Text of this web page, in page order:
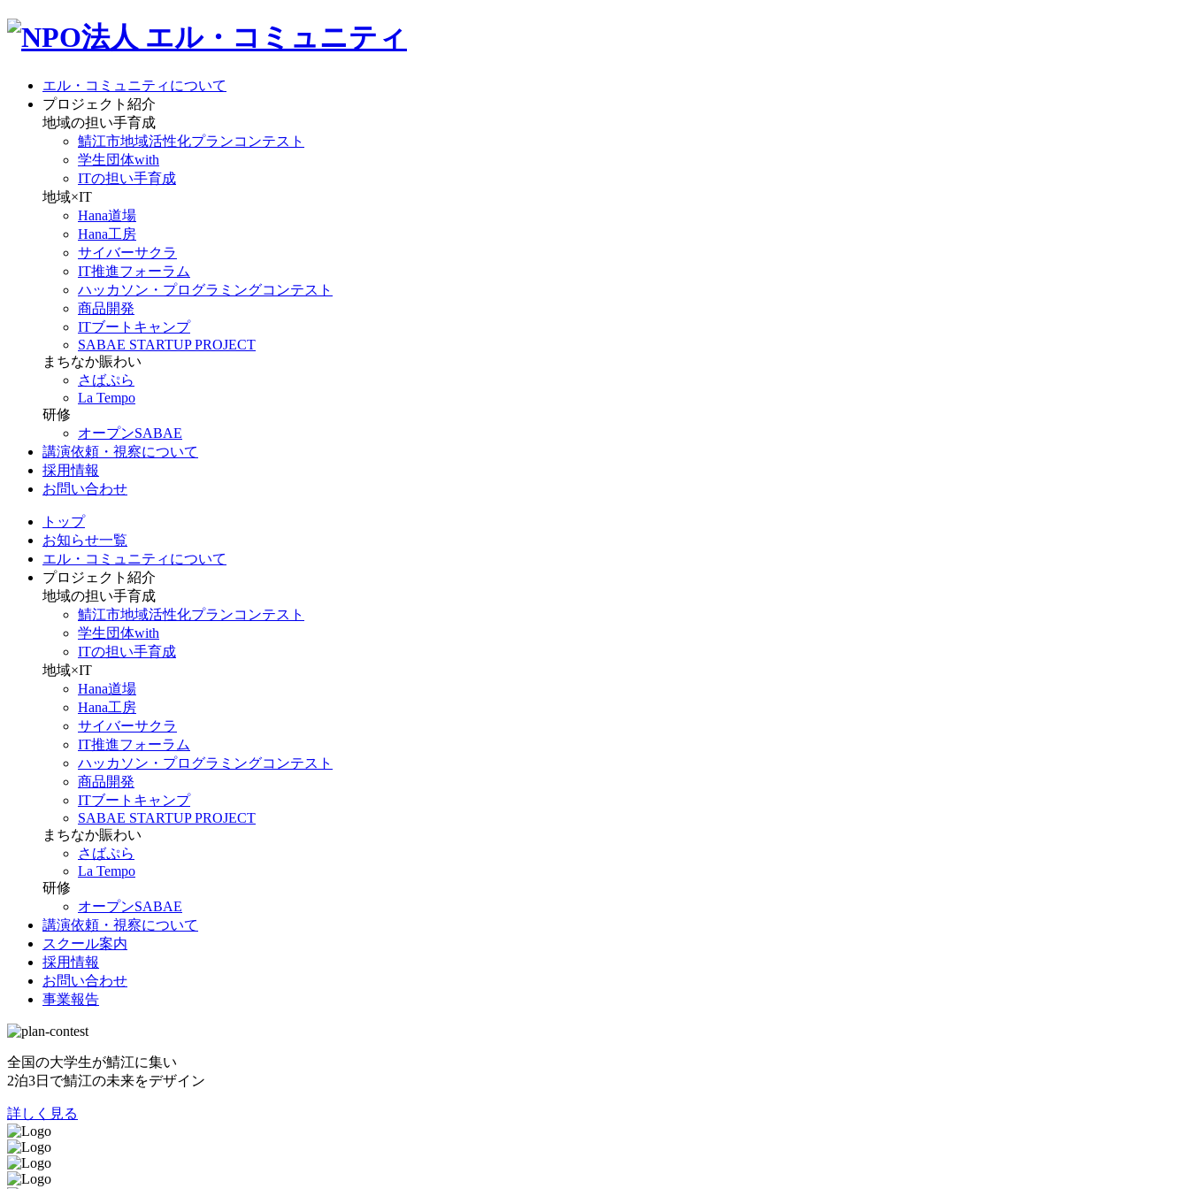
エル・コミュニティについて
プロジェクト紹介
地域の担い手育成
鯖江市地域活性化プランコンテスト
学生団体with
ITの担い手育成
地域×IT
Hana道場
Hana工房
サイバーサクラ
IT推進フォーラム
ハッカソン・プログラミングコンテスト
商品開発
ITブートキャンプ
SABAE STARTUP PROJECT
まちなか賑わい
さばぷら
La Tempo
研修
オープンSABAE
講演依頼・視察について
採用情報
お問い合わせ
トップ
お知らせ一覧
エル・コミュニティについて
プロジェクト紹介
地域の担い手育成
鯖江市地域活性化プランコンテスト
学生団体with
ITの担い手育成
地域×IT
Hana道場
Hana工房
サイバーサクラ
IT推進フォーラム
ハッカソン・プログラミングコンテスト
商品開発
ITブートキャンプ
SABAE STARTUP PROJECT
まちなか賑わい
さばぷら
La Tempo
研修
オープンSABAE
講演依頼・視察について
スクール案内
採用情報
お問い合わせ
事業報告
全国の大学生が鯖江に集い
2泊3日で鯖江の未来をデザイン
詳しく見る